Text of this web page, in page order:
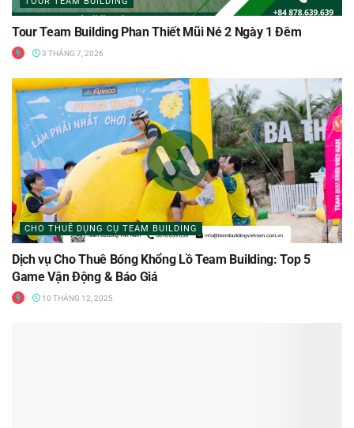
Tour Team Building Phan Thiết Mũi Né 2 Ngày 1 Đêm
3 THÁNG 7, 2026
CHO THUÊ DỤNG CỤ TEAM BUILDING
Dịch vụ Cho Thuê Bóng Khổng Lồ Team Building: Top 5
Game Vận Động & Báo Giá
10 THÁNG 12, 2025